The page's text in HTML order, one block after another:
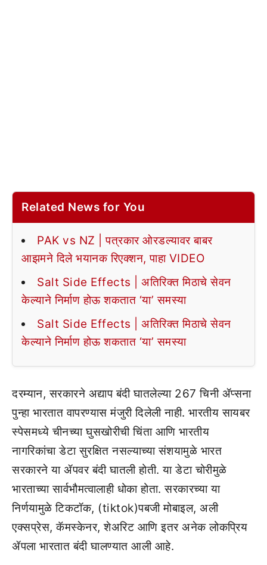
Related News for You
PAK vs NZ | पत्रकार ओरडल्यावर बाबर
आझमने दिले भयानक रिएक्शन, पाहा VIDEO
Salt Side Effects | अतिरिक्त मिठाचे सेवन
केल्याने निर्माण होऊ शकतात ‘या’ समस्या
Salt Side Effects | अतिरिक्त मिठाचे सेवन
केल्याने निर्माण होऊ शकतात ‘या’ समस्या
दरम्यान, सरकारने अद्याप बंदी घातलेल्या 267 चिनी ॲप्सना
पुन्हा भारतात वापरण्यास मंजुरी दिलेली नाही. भारतीय सायबर
स्पेसमध्ये चीनच्या घुसखोरीची चिंता आणि भारतीय
नागरिकांचा डेटा सुरक्षित नसल्याच्या संशयामुळे भारत
सरकारने या ॲपवर बंदी घातली होती. या डेटा चोरीमुळे
भारताच्या सार्वभौमत्वालाही धोका होता. सरकारच्या या
निर्णयामुळे टिकटॉक, (tiktok)पबजी मोबाइल, अली
एक्सप्रेस, कॅमस्केनर, शेअरिट आणि इतर अनेक लोकप्रिय
ॲपला भारतात बंदी घालण्यात आली आहे.